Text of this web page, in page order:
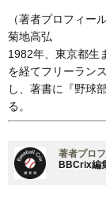
（著者プロフィール
菊地高弘
1982年、東京都生
を経てフリーラン
し、著書に『野球
る。
著者プロ
BBCrix編